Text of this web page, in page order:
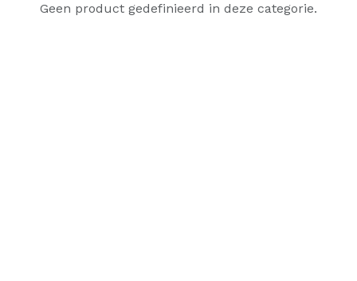
Geen product gedefinieerd in deze categorie.